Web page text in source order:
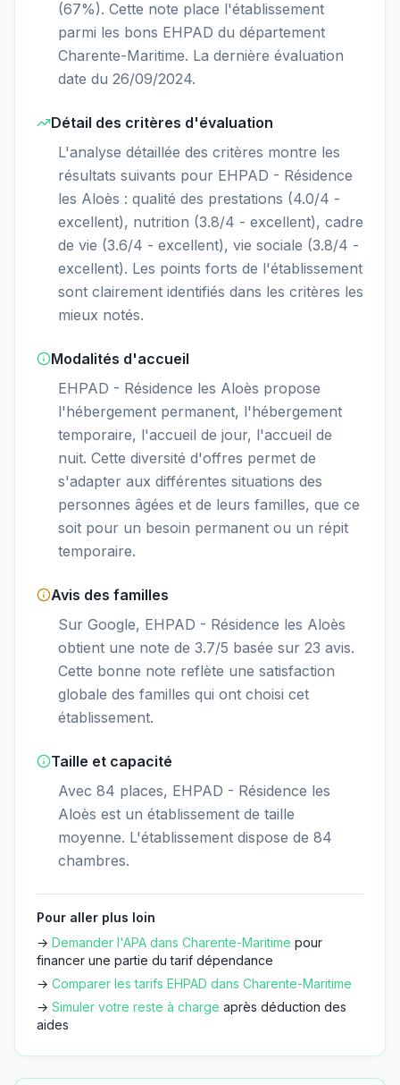
(67%). Cette note place l'établissement
parmi les bons EHPAD du département
Charente-Maritime. La dernière évaluation
date du 26/09/2024.
Détail des critères d'évaluation
L'analyse détaillée des critères montre les
résultats suivants pour EHPAD - Résidence
les Aloès : qualité des prestations (4.0/4 -
excellent), nutrition (3.8/4 - excellent), cadre
de vie (3.6/4 - excellent), vie sociale (3.8/4 -
excellent). Les points forts de l'établissement
sont clairement identifiés dans les critères les
mieux notés.
Modalités d'accueil
EHPAD - Résidence les Aloès propose
l'hébergement permanent, l'hébergement
temporaire, l'accueil de jour, l'accueil de
nuit. Cette diversité d'offres permet de
s'adapter aux différentes situations des
personnes âgées et de leurs familles, que ce
soit pour un besoin permanent ou un répit
temporaire.
Avis des familles
Sur Google, EHPAD - Résidence les Aloès
obtient une note de 3.7/5 basée sur 23 avis.
Cette bonne note reflète une satisfaction
globale des familles qui ont choisi cet
établissement.
Taille et capacité
Avec 84 places, EHPAD - Résidence les
Aloès est un établissement de taille
moyenne. L'établissement dispose de 84
chambres.
Pour aller plus loin
→ Demander l'APA dans Charente-Maritime pour
financer une partie du tarif dépendance
→ Comparer les tarifs EHPAD dans Charente-Maritime
→ Simuler votre reste à charge après déduction des
aides